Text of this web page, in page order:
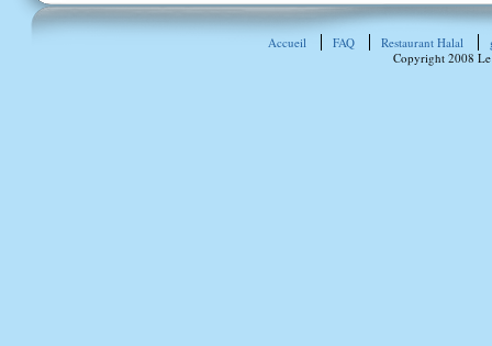
Accueil FAQ Restaurant Halal
Copyright 2008